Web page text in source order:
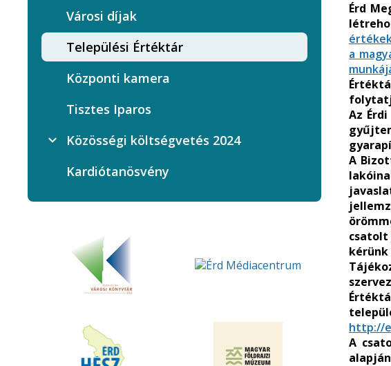
Érd
a
Az
A
csatolt
http://
A
Városi díjak
Települési Értéktár
Központi kamera
Tisztes Iparos
Közösségi költségvetés 2024
Kardiótanösvény